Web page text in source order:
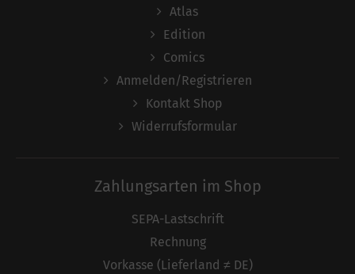
Atlas
Edition
Comics
Anmelden/Registrieren
Kontakt Shop
Widerrufsformular
Zahlungsarten im Shop
SEPA-Lastschrift
Rechnung
Vorkasse (Lieferland ≠ DE)